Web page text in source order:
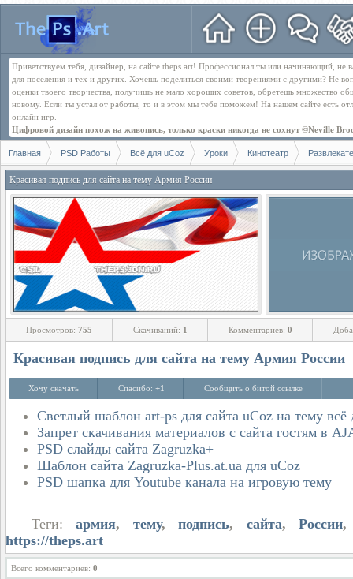
Приветствуем тебя, дизайнер, на сайте theps.art! Профессионал ты или начинающий,
для поселения и тех и других. Хочешь поделиться своими творениями с другими? Не
оценки твоего творчества, получишь не мало хороших советов, обретешь множество
новому. Если ты устал от работы, то и в этом мы тебе поможем! На нашем сайте есть
онлайн игр.
Цифровой дизайн похож на живопись, только краски никогда не сохнут ©Neville
Главная PSD Работы Всё для uCoz Уроки Кинотеатр
Красивая подпись для сайта на тему Армия России
Просмотров: 755 Скачиваний: 1 Комментариев: 0
Красивая подпись для сайта на тему Армия России
Хочу скачать Спасибо: +1 Сообщить о битой ссылке
Светлый шаблон art-ps для сайта uCoz на тему всё
Запрет скачивания материалов с сайта гостям в
PSD слайды сайта Zagruzka+
Шаблон сайта Zagruzka-Plus.at.ua для uCoz
PSD шапка для Youtube канала на игровую тему
Теги:армия, тему,подпись, сайта,России
https://theps.art
Всего комментариев: 0